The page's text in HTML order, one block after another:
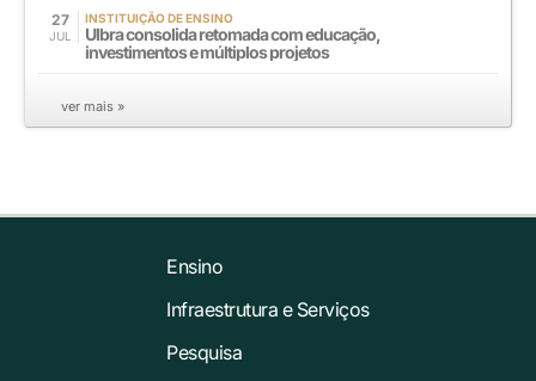
27
JUL
INSTITUIÇÃO DE ENSINO
Ulbra consolida retomada com educação,
investimentos e múltiplos projetos
ver mais »
Ensino
Infraestrutura e Serviços
Pesquisa